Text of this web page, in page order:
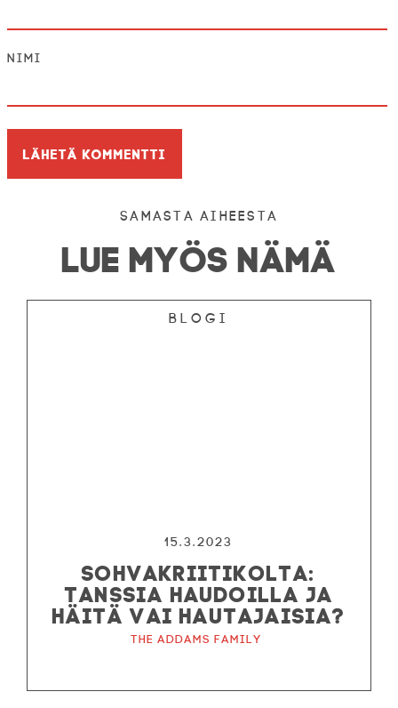
Nimi
Samasta aiheesta
LUE MYÖS NÄMÄ
Blogi
15.3.2023
SOHVAKRIITIKOLTA:
TANSSIA HAUDOILLA JA
HÄITÄ VAI HAUTAJAISIA?
The Addams Family